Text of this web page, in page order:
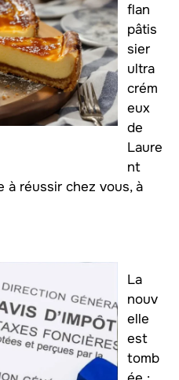
flan
pâtis
sier
ultra
crém
eux
de
Laure
nt
réussir chez vous, à
La
nouv
elle
est
tomb